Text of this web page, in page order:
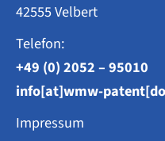
42555 Velbert
Telefon:
+49 (0) 2052 – 95010
info[at]wmw-
Impressum